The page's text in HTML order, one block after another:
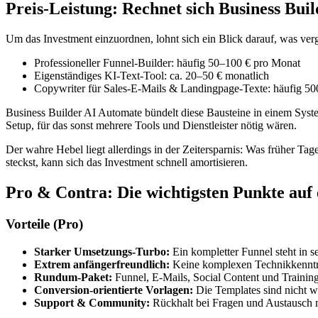
Preis-Leistung: Rechnet sich Business
Um das Investment einzuordnen, lohnt sich ein Blick darauf, was
Professioneller Funnel-Builder: häufig 50–100 € pro Monat
Eigenständiges KI-Text-Tool: ca. 20–50 € monatlich
Copywriter für Sales-E-Mails & Landingpage-Texte: häufig
Business Builder AI Automate bündelt diese Bausteine in einem
Setup, für das sonst mehrere Tools und Dienstleister nötig wären.
Der wahre Hebel liegt allerdings in der Zeitersparnis: Was früher
steckst, kann sich das Investment schnell amortisieren.
Pro & Contra: Die wichtigsten Punkte auf
Vorteile (Pro)
Starker Umsetzungs-Turbo: Ein kompletter Funnel steht in
Extrem anfängerfreundlich: Keine komplexen
Rundum-Paket: Funnel, E-Mails, Social Content und
Conversion-orientierte Vorlagen: Die Templates sind nicht
Support & Community: Rückhalt bei Fragen und Austausch